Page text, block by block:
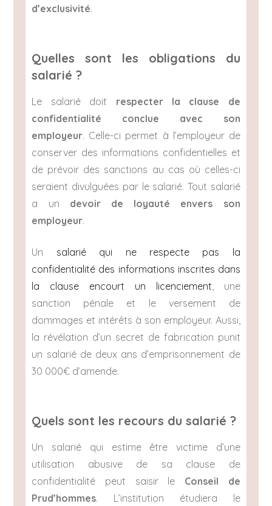
d’exclusivité.
Quelles sont les obligations du
salarié ?
Le salarié doit respecter la clause de
confidentialité conclue avec son
employeur. Celle-ci permet à l’employeur de
conserver des informations confidentielles et
de prévoir des sanctions au cas où celles-ci
seraient divulguées par le salarié. Tout salarié
a un devoir de loyauté envers son
employeur.
Un salarié qui ne respecte pas la
confidentialité des informations inscrites dans
la clause encourt un licenciement , une
sanction pénale et le versement de
dommages et intérêts à son employeur. Aussi,
la révélation d’un secret de fabrication punit
un salarié de deux ans d’emprisonnement de
30 000€ d’amende.
Quels sont les recours du salarié ?
Un salarié qui estime être victime d’une
utilisation abusive de sa clause de
confidentialité peut saisir le Conseil de
Prud’hommes. L’institution étudiera le